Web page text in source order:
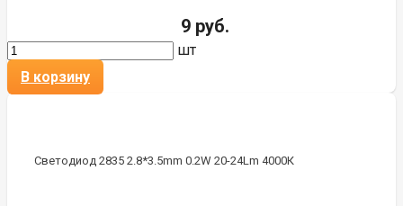
9 руб.
шт
В корзину
Светодиод 2835 2.8*3.5mm 0.2W 20-24Lm 4000К